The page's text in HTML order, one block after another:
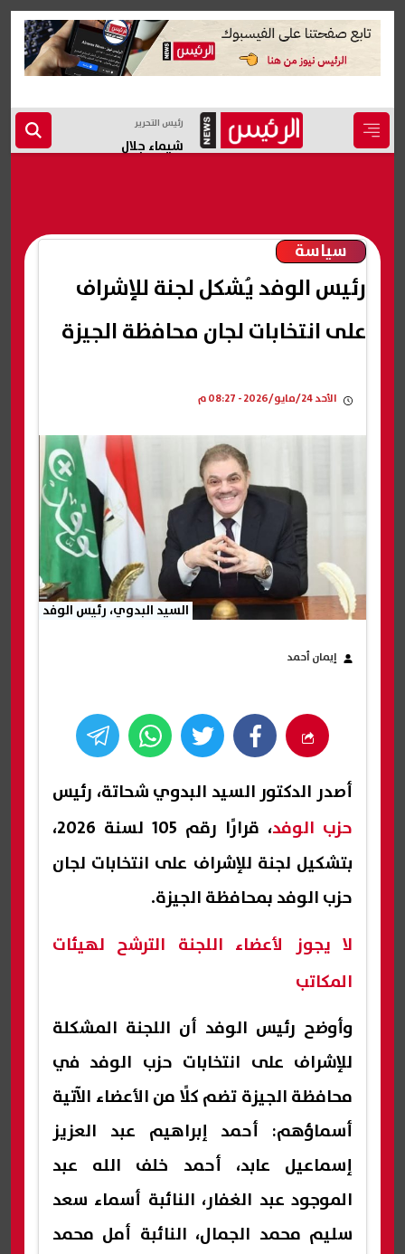
رئيس التحرير
شيماء جلال
سياسة
رئيس الوفد يُشكل لجنة للإشراف
على انتخابات لجان محافظة الجيزة
الأحد 24/مايو/2026 - 08:27 م
السيد البدوي، رئيس الوفد
إيمان أحمد
أصدر الدكتور السيد البدوي شحاتة، رئيس
حزب الوفد
، قرارًا رقم 105 لسنة 2026،
بتشكيل لجنة للإشراف على انتخابات لجان
حزب الوفد بمحافظة الجيزة.
لا يجوز لأعضاء اللجنة الترشح لهيئات
المكاتب
وأوضح رئيس الوفد أن اللجنة المشكلة
للإشراف على انتخابات حزب الوفد في
محافظة الجيزة تضم كلًا من الأعضاء الآتية
أسماؤهم: أحمد إبراهيم عبد العزيز
إسماعيل عابد، أحمد خلف الله عبد
الموجود عبد الغفار، النائبة أسماء سعد
سليم محمد الجمال، النائبة أمل محمد